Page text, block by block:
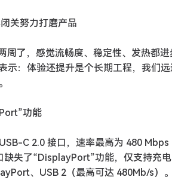
关努力打磨产品
周了，感觉流畅度、稳定性、发热都进
示：体验还提升是个长期工程，我们
功能
C 2.0 接口，速率最高为 480 Mbps
失了“DisplayPort”功能，仅支持充
、USB 2（最高可达 480Mb/s）。